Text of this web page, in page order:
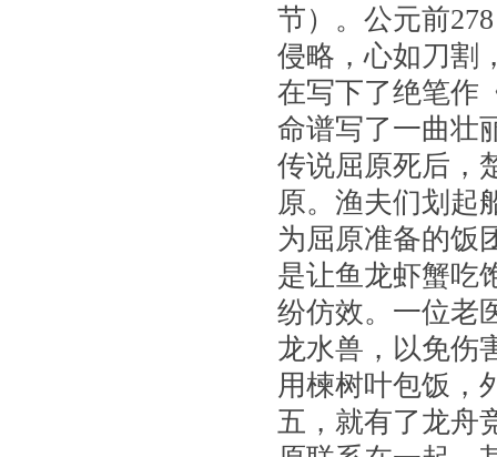
节）。公元前
侵略，心如刀割
在写下了绝笔作
命谱写了一曲壮
传说屈原死后，
原。渔夫们划起
为屈原准备的饭
是让鱼龙虾蟹吃
纷仿效。一位老
龙水兽，以免伤
用楝树叶包饭，
五，就有了龙舟